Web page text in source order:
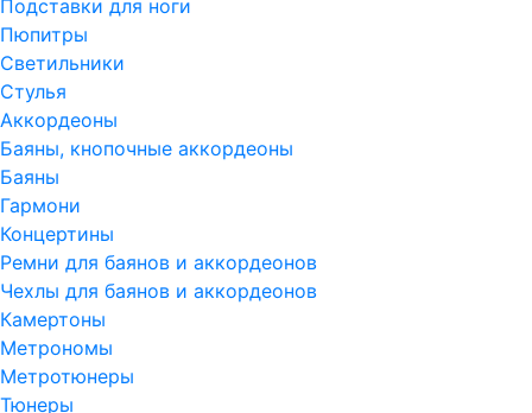
Подставки для ноги
Пюпитры
Светильники
Стулья
Аккордеоны
Баяны, кнопочные аккордеоны
Баяны
Гармони
Концертины
Ремни для баянов и аккордеонов
Чехлы для баянов и аккордеонов
Камертоны
Метрономы
Метротюнеры
Тюнеры